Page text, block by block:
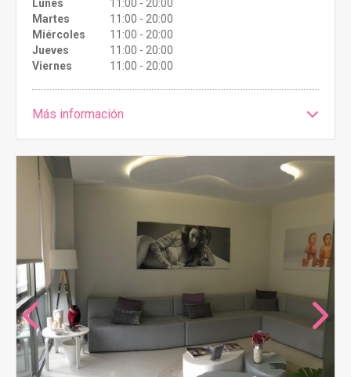
Lunes
11:00 - 20:00
Martes
11:00 - 20:00
Miércoles
11:00 - 20:00
Jueves
11:00 - 20:00
Viernes
11:00 - 20:00
Más información